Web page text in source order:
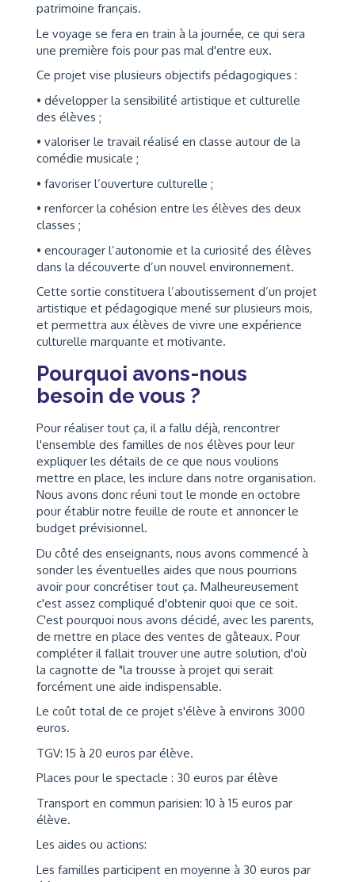
patrimoine français.
Le voyage se fera en train à la journée, ce qui sera
une première fois pour pas mal d'entre eux.
Ce projet vise plusieurs objectifs pédagogiques :
• développer la sensibilité artistique et culturelle
des élèves ;
• valoriser le travail réalisé en classe autour de la
comédie musicale ;
• favoriser l’ouverture culturelle ;
• renforcer la cohésion entre les élèves des deux
classes ;
• encourager l’autonomie et la curiosité des élèves
dans la découverte d’un nouvel environnement.
Cette sortie constituera l’aboutissement d’un projet
artistique et pédagogique mené sur plusieurs mois,
et permettra aux élèves de vivre une expérience
culturelle marquante et motivante.
Pourquoi avons-nous
besoin de vous ?
Pour réaliser tout ça, il a fallu déjà, rencontrer
l'ensemble des familles de nos élèves pour leur
expliquer les détails de ce que nous voulions
mettre en place, les inclure dans notre organisation.
Nous avons donc réuni tout le monde en octobre
pour établir notre feuille de route et annoncer le
budget prévisionnel.
Du côté des enseignants, nous avons commencé à
sonder les éventuelles aides que nous pourrions
avoir pour concrétiser tout ça. Malheureusement
c'est assez compliqué d'obtenir quoi que ce soit.
C'est pourquoi nous avons décidé, avec les parents,
de mettre en place des ventes de gâteaux. Pour
compléter il fallait trouver une autre solution, d'où
la cagnotte de "la trousse à projet qui serait
forcément une aide indispensable.
Le coût total de ce projet s'élève à environs 3000
euros.
TGV: 15 à 20 euros par élève.
Places pour le spectacle : 30 euros par élève
Transport en commun parisien: 10 à 15 euros par
élève.
Les aides ou actions:
Les familles participent en moyenne à 30 euros par